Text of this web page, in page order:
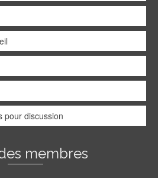
pour discussion
membres